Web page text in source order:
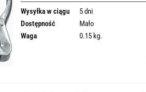
Wysyłka w ciągu
5 dni
Dostępność
Mało
Waga
0.15 kg.